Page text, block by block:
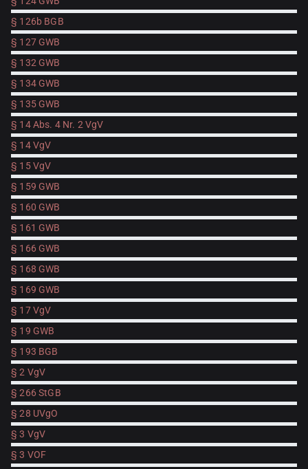
§ 126b BGB
§ 127 GWB
§ 132 GWB
§ 134 GWB
§ 135 GWB
§ 14 Abs. 4 Nr. 2 VgV
§ 14 VgV
§ 15 VgV
§ 159 GWB
§ 160 GWB
§ 161 GWB
§ 166 GWB
§ 168 GWB
§ 169 GWB
§ 17 VgV
§ 19 GWB
§ 193 BGB
§ 2 VgV
§ 266 StGB
§ 28 UVgO
§ 3 VgV
§ 3 VOF